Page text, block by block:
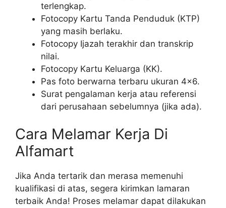
terlengkap.
Fotocopy Kartu Tanda Penduduk (KTP)
yang masih berlaku.
Fotocopy Ijazah terakhir dan transkrip
nilai.
Fotocopy Kartu Keluarga (KK).
Pas foto berwarna terbaru ukuran 4×6.
Surat pengalaman kerja atau referensi
dari perusahaan sebelumnya (jika ada).
Cara Melamar Kerja Di
Alfamart
Jika Anda tertarik dan merasa memenuhi
kualifikasi di atas, segera kirimkan lamaran
terbaik Anda! Proses melamar dapat dilakukan